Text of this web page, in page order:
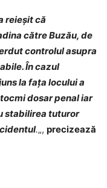
reieșit că
către Buzău, de
controlul asupra
În cazul
la fața locului a
dosar penal iar
stabilirea tuturor
.„, precizează